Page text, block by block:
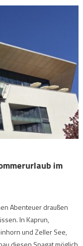
im
Abenteuer draußen
In Kaprun,
und Zeller See,